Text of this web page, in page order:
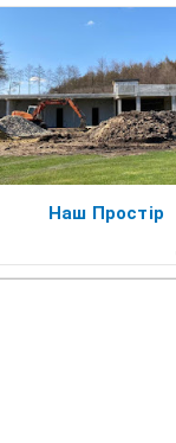
Наш Простір